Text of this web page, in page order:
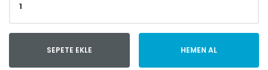
SEPETE EKLE HEMEN AL